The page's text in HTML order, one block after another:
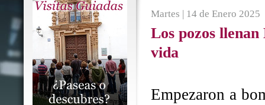
Martes | 14 de Enero 2025
Los pozos
vida
Empezaron a